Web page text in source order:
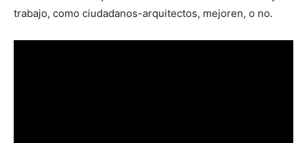
trabajo, como ciudadanos-arquitectos, mejoren, o no.